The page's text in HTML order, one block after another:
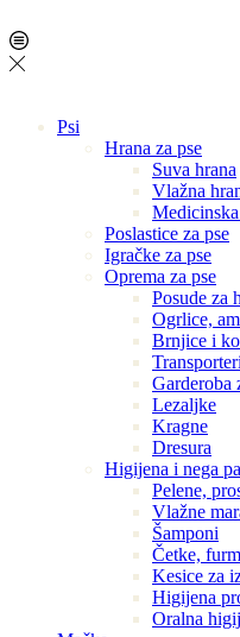
Psi
Hrana za pse
Suva hrana
Vlažna
Poslastice za pse
Igračke za pse
Oprema za pse
Posude za
Ogrlice,
Brnjice i
Garderoba
Lezaljke
Kragne
Dresura
Higijena i nega
Pelene,
Vlažne
Šamponi
Četke,
Kesice za
Higijena
Oralna